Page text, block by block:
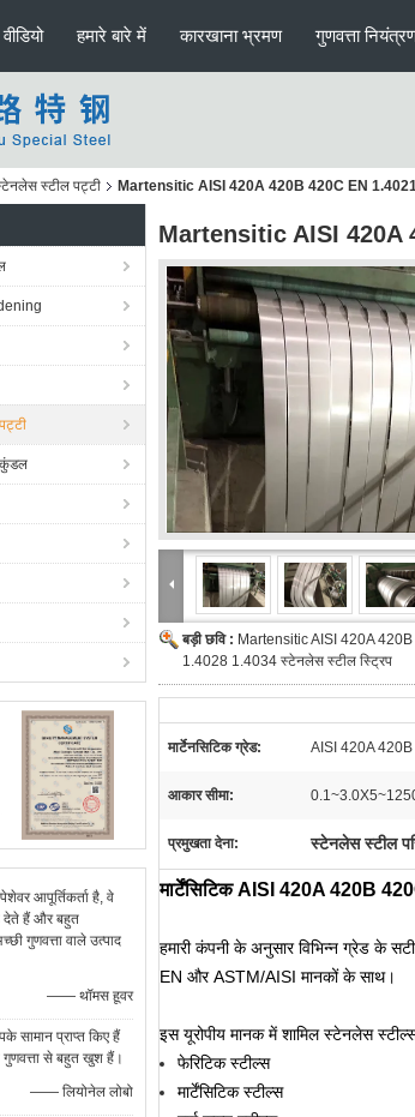
वीडियो हमारे बारे में कारखाना भ्रमण गुणवत्ता
स्टील पट्टी Martensitic AISI 420A 420B 420C EN
कुंडल
आपूर्तिकर्ता है, वे
देते हैं और बहुत
गुणवत्ता वाले उत्पाद
—— थॉमस हूवर
सामान प्राप्त किए हैं
से बहुत खुश हैं।
—— लियोनेल लोबो
Martensitic AISI 420A
बड़ी छवि : Martensitic AISI 420A
1.4028 1.4034 स्टेनलेस स्टील स्ट्रिप
मार्टेनसिटिक ग्रेड: AISI 420A
आकार सीमा:
प्रमुखता देना: स्टेनलेस स्टील
मार्टेंसिटिक AISI 420A 420B
हमारी कंपनी के अनुसार विभिन्न ग्रेड के
EN और ASTM/AISI मानकों के साथ।
इस यूरोपीय मानक में शामिल स्टेनलेस
फेरिटिक स्टील्स
मार्टेंसिटिक स्टील्स